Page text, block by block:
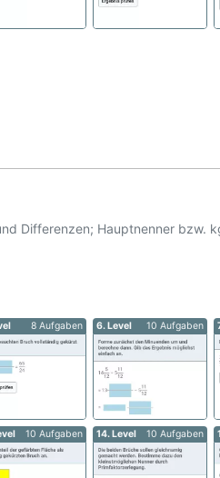
Differenzen; Hauptnenner bzw.
8 Aufgaben 6. Level 10 Aufgaben
10 Aufgaben 14. Level 10 Aufgaben